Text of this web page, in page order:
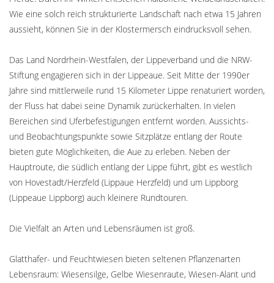
Wie eine solch reich strukturierte Landschaft nach etwa 15 Jahren
aussieht, können Sie in der Klostermersch eindrucksvoll sehen.
Das Land Nordrhein-Westfalen, der Lippeverband und die NRW-
Stiftung engagieren sich in der Lippeaue. Seit Mitte der 1990er
Jahre sind mittlerweile rund 15 Kilometer Lippe renaturiert worden,
der Fluss hat dabei seine Dynamik zurückerhalten. In vielen
Bereichen sind Uferbefestigungen entfernt worden. Aussichts-
und Beobachtungspunkte sowie Sitzplätze entlang der Route
bieten gute Möglichkeiten, die Aue zu erleben. Neben der
Hauptroute, die südlich entlang der Lippe führt, gibt es westlich
von Hovestadt/Herzfeld (Lippaue Herzfeld) und um Lippborg
(Lippeaue Lippborg) auch kleinere Rundtouren.
Die Vielfalt an Arten und Lebensräumen ist groß.
Glatthafer- und Feuchtwiesen bieten seltenen Pflanzenarten
Lebensraum: Wiesensilge, Gelbe Wiesenraute, Wiesen-Alant und